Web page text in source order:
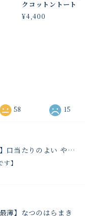
クコットントート
¥4,400
58 15
【花粉に負けない】口当たりのよい やさしいマスク
】
薄】なつのはらまき